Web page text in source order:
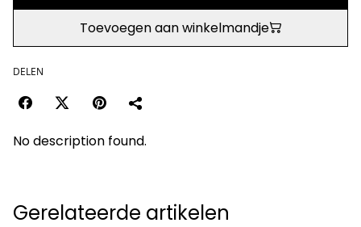
Toevoegen aan winkelmandje
DELEN
No description found.
Gerelateerde artikelen